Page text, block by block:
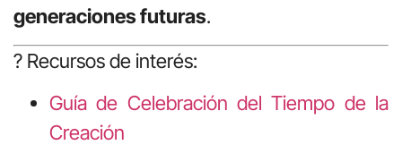
generaciones futuras.
? Recursos de interés:
Guía de Celebración del Tiempo de la
Creación